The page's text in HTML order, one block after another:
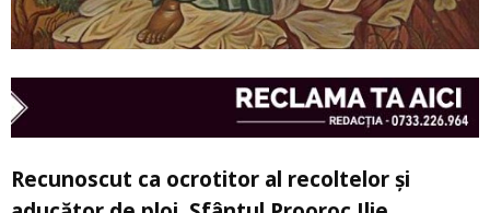
Recunoscut ca ocrotitor al recoltelor și